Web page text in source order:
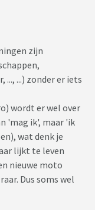
zijn
...) zonder er iets
wordt er wel over
'mag ik', maar 'ik
wat denk je
lijkt te leven
nieuwe moto
Dus soms wel